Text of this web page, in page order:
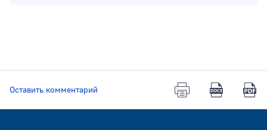
Оставить комментарий